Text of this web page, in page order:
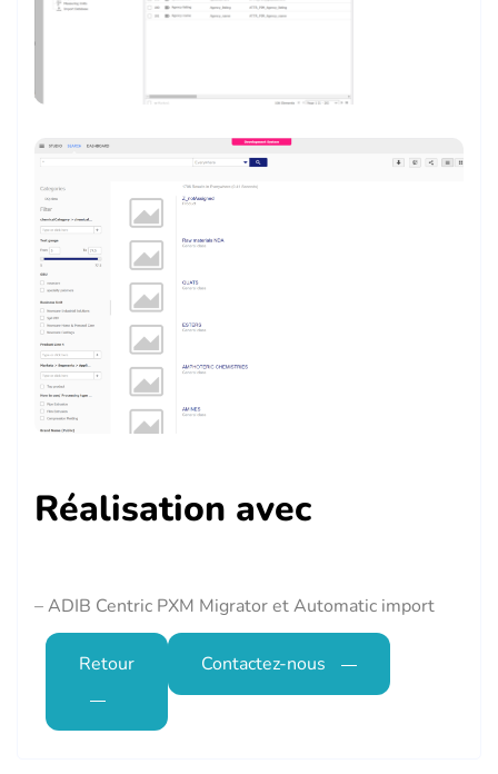
Réalisation avec
– ADIB Centric PXM Migrator et Automatic import
Retour Contactez-nous